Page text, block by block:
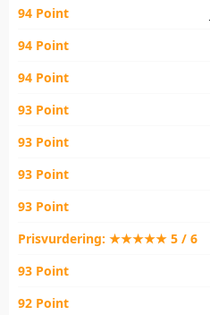
94 Point
94 Point
94 Point
93 Point
93 Point
93 Point
93 Point
Prisvurdering: ★★★★★ 5 / 6
93 Point
92 Point